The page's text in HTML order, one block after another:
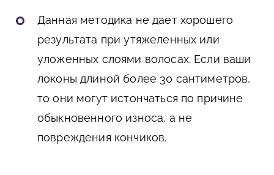
Данная методика не дает хорошего
результата при утяжеленных или
уложенных слоями волосах. Если ваши
локоны длиной более 30 сантиметров,
то они могут истончаться по причине
обыкновенного износа, а не
повреждения кончиков.